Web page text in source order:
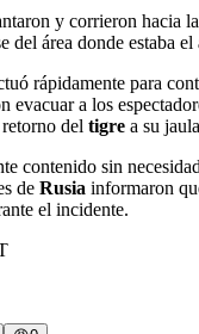
y corrieron hacia
del área donde estaba el
rápidamente para
evacuar a los
del tigre a su
contenido sin
de Rusia informaron
el incidente.